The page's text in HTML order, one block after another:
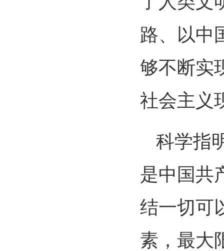
路、以中
够不断实
社会主义
科学指
是中国共
结一切可
素，最大